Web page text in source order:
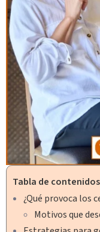
Tabla de contenidos
¿Qué provoca los
Motivos que